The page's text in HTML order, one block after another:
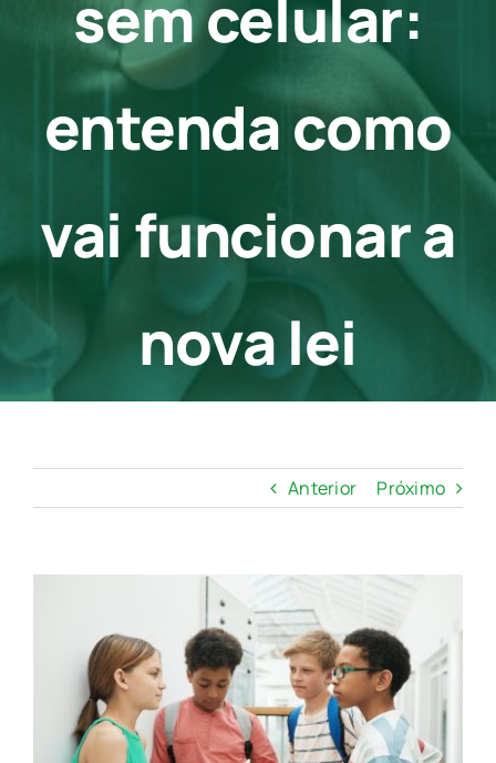
Contatosem celular:
entenda como
vai funcionar a
nova lei
Anterior Próximo